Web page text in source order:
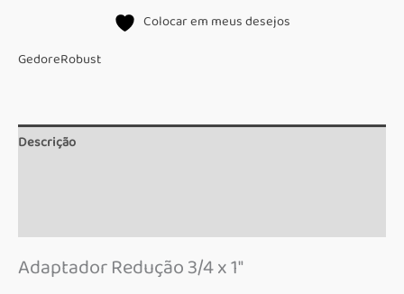
quantidade
Colocar em meus desejos
GedoreRobust
Descrição
Adaptador Redução 3/4 x 1″